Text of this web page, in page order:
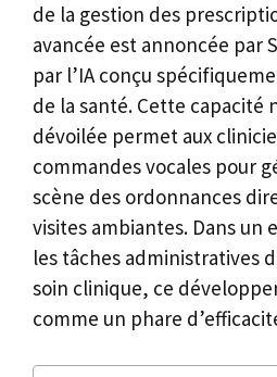
de la gestion des
avancée est annoncée par
par l’IA conçu
de la santé. Cette capacité
dévoilée permet aux
commandes vocales pour
scène des ordonnances
visites ambiantes. Dans un
les tâches administratives
soin clinique, ce
comme un phare